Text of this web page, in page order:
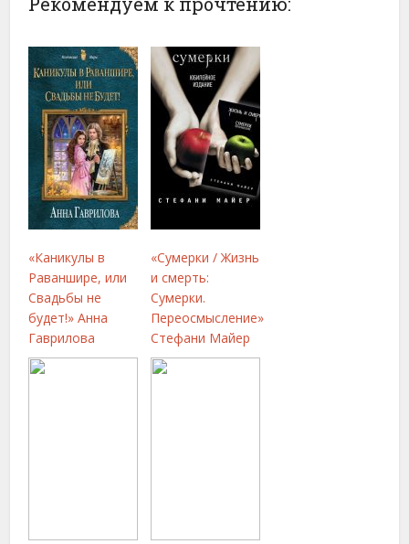
«Каникулы в
Раваншире, или
Свадьбы не
будет!» Анна
Гаврилова
«Сумерки / Жизнь
и смерть:
Сумерки.
Переосмысление»
Стефани Майер